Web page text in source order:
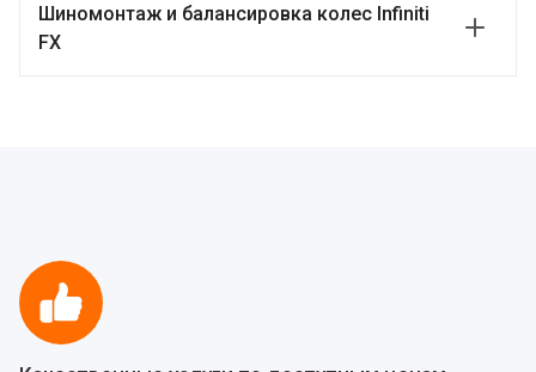
Шиномонтаж и балансировка колес Infiniti
FX